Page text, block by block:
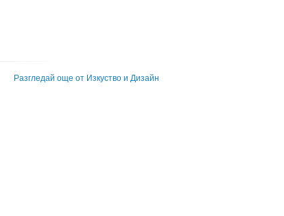
Разгледай още от Изкуство и Дизайн